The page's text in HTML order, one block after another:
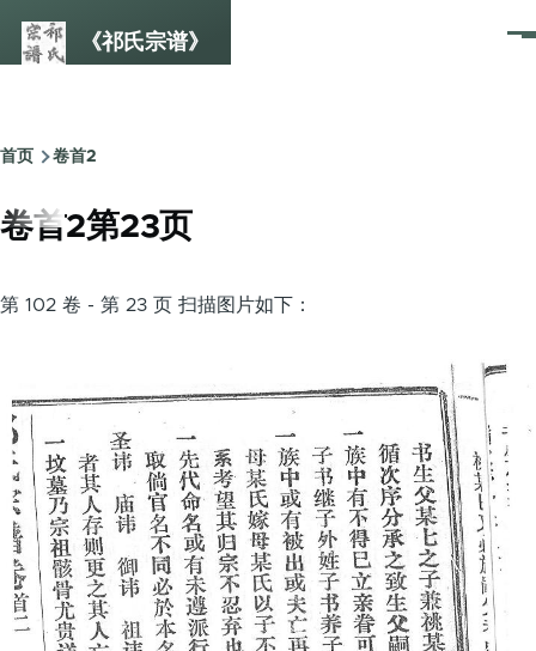
《祁氏宗谱》
菜
面
包
屑
首页 卷首2
卷首2第23页
第 102 卷 - 第 23 页 扫描图片如下：